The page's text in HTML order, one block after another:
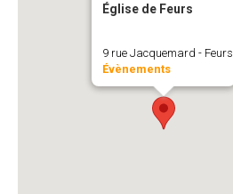
Église de Feurs
9 rue Jacquemard - Feurs
Évènements